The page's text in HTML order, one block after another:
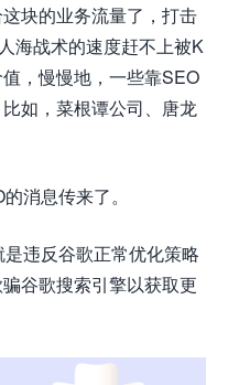
块的业务流量了，打击
海战术的速度赶不上被K
，慢慢地，一些靠SEO
如，菜根谭公司、唐龙
消息传来了。
违反谷歌正常优化策略
谷歌搜索引擎以获取更